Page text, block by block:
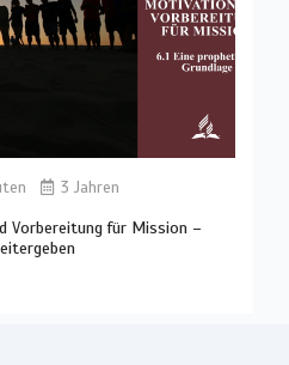
3 Jahren
Vorbereitung für Mission –